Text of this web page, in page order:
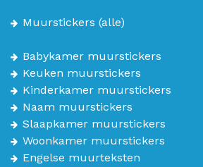
Muurstickers (alle)
Babykamer muurstickers
Keuken muurstickers
Kinderkamer muurstickers
Naam muurstickers
Slaapkamer muurstickers
Woonkamer muurstickers
Engelse muurteksten